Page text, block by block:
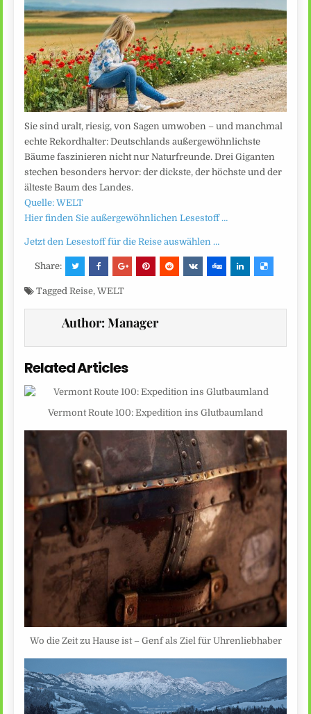
Sie sind uralt, riesig, von Sagen umwoben – und manchmal
echte Rekordhalter: Deutschlands außergewöhnlichste
Bäume faszinieren nicht nur Naturfreunde. Drei Giganten
stechen besonders hervor: der dickste, der höchste und der
älteste Baum des Landes.
Quelle: WELT
Hier finden Sie außergewöhnlichen Lesestoff …
Jetzt den Lesestoff für die Reise auswählen …
Share:
Tagged Reise,WELT
Author:Manager
Related Articles
Vermont Route 100: Expedition ins Glutbaumland
Wo die Zeit zu Hause ist – Genf als Ziel für Uhrenliebhaber